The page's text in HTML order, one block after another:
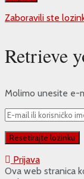
Zaboravili ste
Retrieve
Molimo unesite e-
Prijava
Ova web stranica